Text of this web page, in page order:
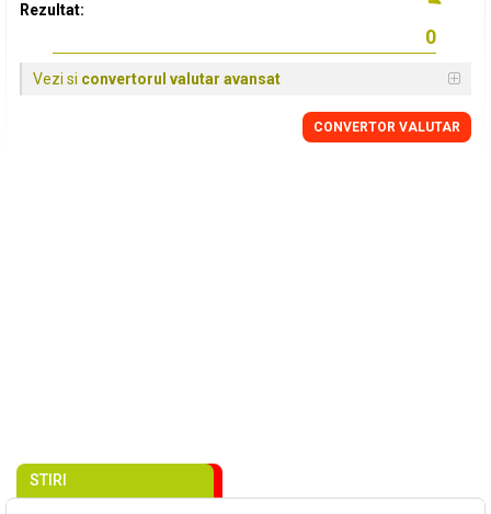
Rezultat:
Vezi si convertorul valutar avansat
CONVERTOR VALUTAR
STIRI